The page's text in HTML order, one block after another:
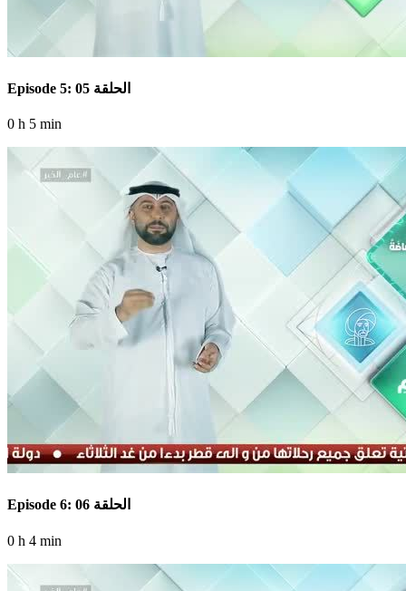
Episode 5: الحلقة 05
0 h 5 min
Episode 6: الحلقة 06
0 h 4 min